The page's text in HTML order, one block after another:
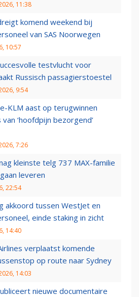
11:38
komend weekend bij
van SAS Noorwegen
10:57
testvlucht voor
Russisch passagierstoestel
9:54
KLM aast op terugwinnen
‘hoofdpijn bezorgend’
7:26
kleinste telg 737 MAX-familie
leveren
22:54
akkoord tussen WestJet en
einde staking in zicht
14:40
verplaatst komende
op route naar Sydney
14:03
nieuwe documentaire